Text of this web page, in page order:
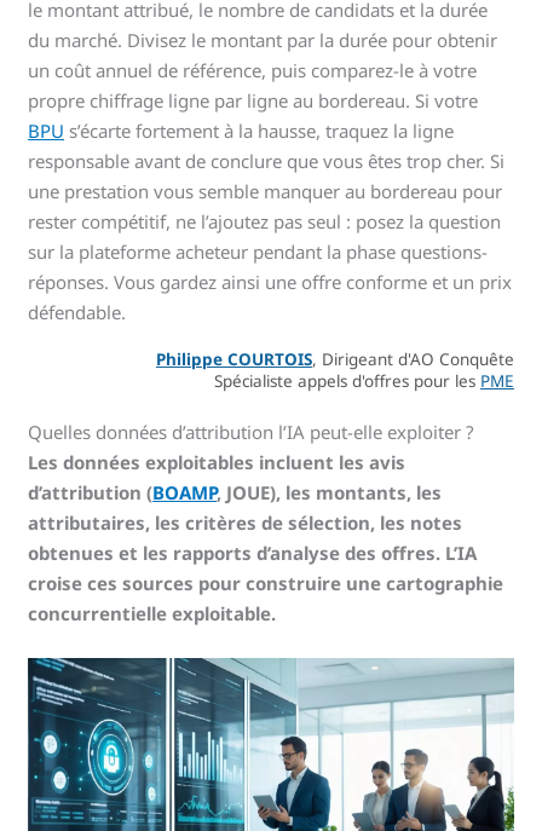
le montant attribué, le nombre de candidats et la durée
du marché. Divisez le montant par la durée pour obtenir
un coût annuel de référence, puis comparez-le à votre
propre chiffrage ligne par ligne au bordereau. Si votre
BPU s’écarte fortement à la hausse, traquez la ligne
responsable avant de conclure que vous êtes trop cher. Si
une prestation vous semble manquer au bordereau pour
rester compétitif, ne l’ajoutez pas seul : posez la question
sur la plateforme acheteur pendant la phase questions-
réponses. Vous gardez ainsi une offre conforme et un prix
défendable.
Philippe COURTOIS, Dirigeant d'AO Conquête
Spécialiste appels d'offres pour les PME
Quelles données d’attribution l’IA peut-elle exploiter ?
Les données exploitables incluent les avis
d’attribution (BOAMP, JOUE), les montants, les
attributaires, les critères de sélection, les notes
obtenues et les rapports d’analyse des offres. L’IA
croise ces sources pour construire une cartographie
concurrentielle exploitable.